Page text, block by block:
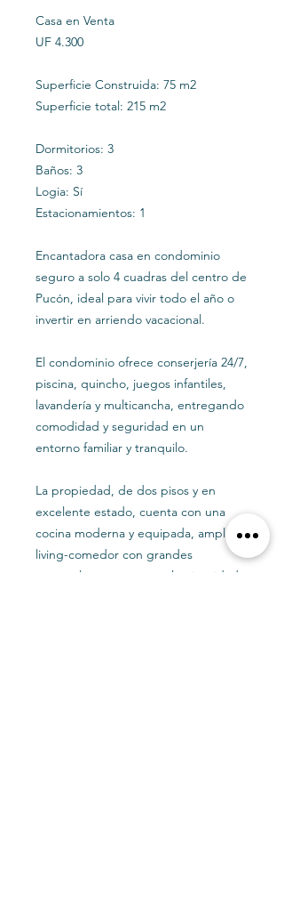
Casa en Venta
UF 4.300
Superficie Construida: 75 m2
Superficie total: 215 m2
Dormitorios: 3
Baños: 3
Logia: Sí
Estacionamientos: 1
Encantadora casa en condominio
seguro a solo 4 cuadras del centro de
Pucón, ideal para vivir todo el año o
invertir en arriendo vacacional.
El condominio ofrece conserjería 24/7,
piscina, quincho, juegos infantiles,
lavandería y multicancha, entregando
comodidad y seguridad en un
entorno familiar y tranquilo.
La propiedad, de dos pisos y en
excelente estado, cuenta con una
cocina moderna y equipada, amplio
living-comedor con grandes
ventanales que otorgan luminosidad